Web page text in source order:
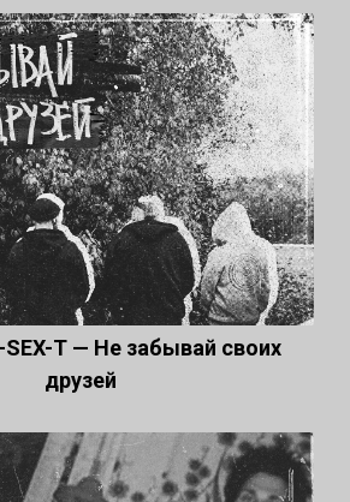
SEX-T — Не забывай своих
друзей